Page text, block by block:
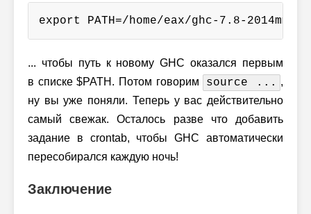
export PATH=/home/eax/ghc-7.8-
... чтобы путь к новому GHC оказался первым
в списке $PATH. Потом говорим
source ... ,
ну вы уже поняли. Теперь у вас действительно
самый свежак. Осталось разве что добавить
задание в crontab, чтобы GHC автоматически
пересобирался каждую ночь!
Заключение